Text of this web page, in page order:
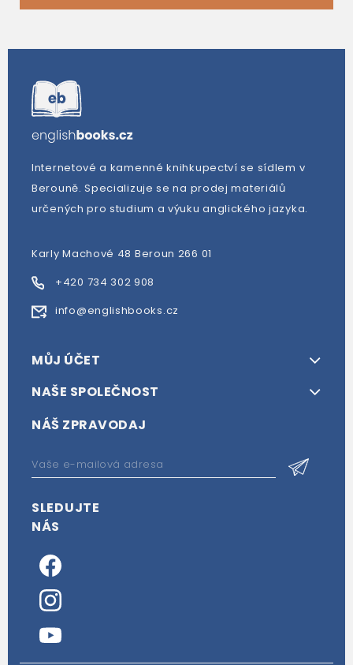
Internetové a kamenné knihkupectví se sídlem v
Berouně. Specializuje se na prodej materiálů
určených pro studium a výuku anglického jazyka.
Karly Machové 48 Beroun 266 01
+420 734 302 908
info@englishbooks.cz
MŮJ ÚČET
NAŠE SPOLEČNOST
NÁŠ ZPRAVODAJ
SLEDUJTE
NÁS